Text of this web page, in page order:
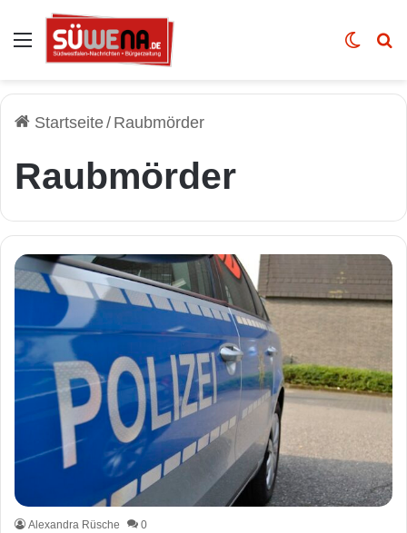
Auswahl Skin
Startseite/ Raubmörder
Raubmörder
Alexandra Rüsche 0